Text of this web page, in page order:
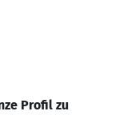
Profil zu